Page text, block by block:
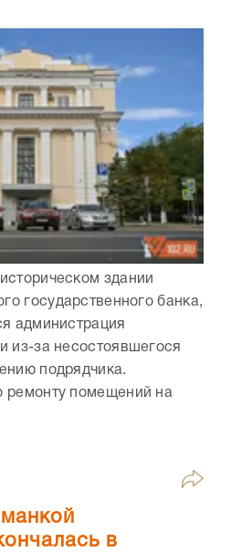
здании
государственного банка,
администрация
из-за несостоявшегося
подрядчика.
ремонту помещений на
в